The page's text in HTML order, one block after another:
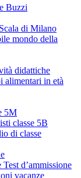
Buzzi
di Milano
mondo della
didattiche
alimentari in età
5M
classe 5B
di classe
d’ammissione
vacanze